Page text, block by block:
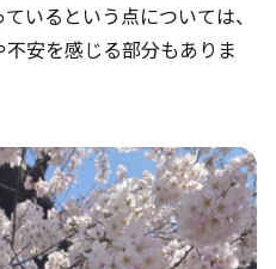
いるという点については、
安を感じる部分もありま